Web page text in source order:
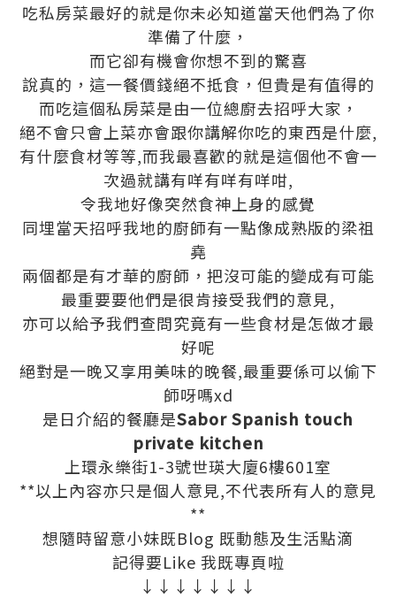
吃私房菜最好的就是你未必知道當天他們為了你
準備了什麼，
而它卻有機會你想不到的驚喜
說真的，這一餐價錢絕不抵食，但貴是有值得的
而吃這個私房菜是由一位總廚去招呼大家，
絕不會只會上菜亦會跟你講解你吃的東西是什麼,
有什麼食材等等,而我最喜歡的就是這個他不會一
次過就講有咩有咩有咩咁,
令我地好像突然食神上身的感覺
同埋當天招呼我地的廚師有一點像成熟版的梁祖
堯
兩個都是有才華的廚師，把沒可能的變成有可能
最重要要他們是很肯接受我們的意見,
亦可以給予我們查問究竟有一些食材是怎做才最
好呢
絕對是一晚又享用美味的晚餐,最重要係可以偷下
師呀嗎xd
是日介紹的餐廳是Sabor Spanish touch
private kitchen
上環永樂街1-3號世瑛大廈6樓601室
**以上內容亦只是個人意見,不代表所有人的意見
**
想隨時留意小妹既Blog 既動態及生活點滴
記得要Like 我既專頁啦
↓↓↓↓↓↓↓